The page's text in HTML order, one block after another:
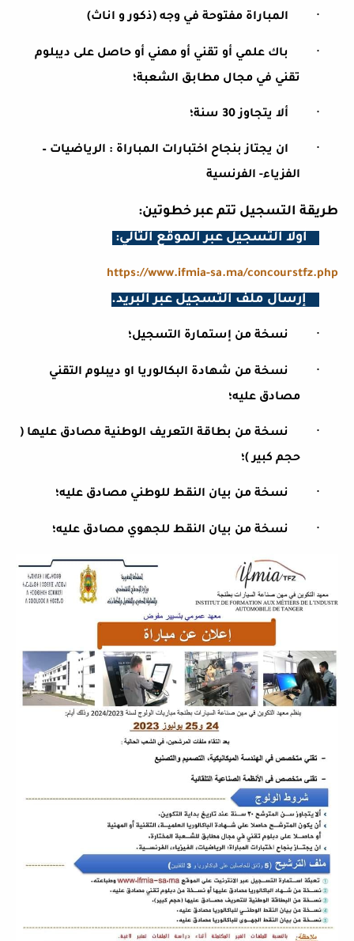
· المباراة مفتوحة في وجه (ذكور و اناث)
·
باك علمي أو تقني أو مهني أو حاصل على ديبلوم
تقني في مجال مطابق الشعبة؛
· ألا يتجاوز 30 سنة؛
·
ان يجتاز بنجاح اختبارات المباراة : الرياضيات –
الفزياء- الفرنسية
طريقة التسجيل تتم عبر خطوتين:
أولا التسجيل عبر الموقع التالي:
https://www.ifmia-sa.ma/concourstfz.php
إرسال ملف التسجيل عبر البريد.
· نسخة من إستمارة التسجيل؛
·
نسخة من شهادة البكالوريا او ديبلوم التقني
مصادق عليه؛
·
نسخة من بطاقة التعريف الوطنية مصادق عليها (
حجم كبير )؛
· نسخة من بيان النقط للوطني مصادق عليه؛
· نسخة من بيان النقط للجهوي مصادق عليه؛